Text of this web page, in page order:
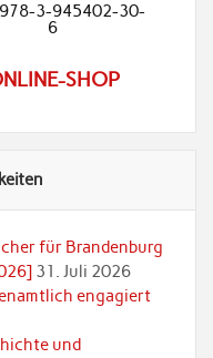
978-3-945402-30-
6
SHOP
für Brandenburg
31. Juli 2026
engagiert
und